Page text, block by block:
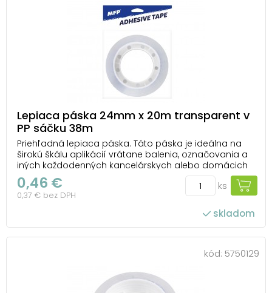
Lepiaca páska 24mm x 20m transparent v
PP sáčku 38m
Priehľadná lepiaca páska. Táto páska je ideálna na
širokú škálu aplikácií vrátane balenia, označovania a
iných každodenných kancelárskych alebo domácich
činností. Jej priehľadnosť zaisťuje estetický vzhľad a
minimálnu viditeľnosť na povrchu, na ktorú je
nalepená. Hrúbka pásky je 38 mikrónov, čo ...
0,46 €
0,37 € bez DPH
ks
skladom
kód: 5750129